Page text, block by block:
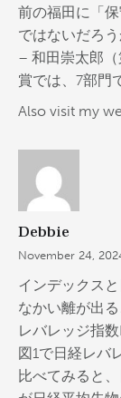
前の福田に「
ではないだろ
– 和田崇太郎
賞では、7部門
Also visit my
Debbie
November 24,
インデックス
なかい離が出
レバレッジ指
図1で日経レバ
比べてみると